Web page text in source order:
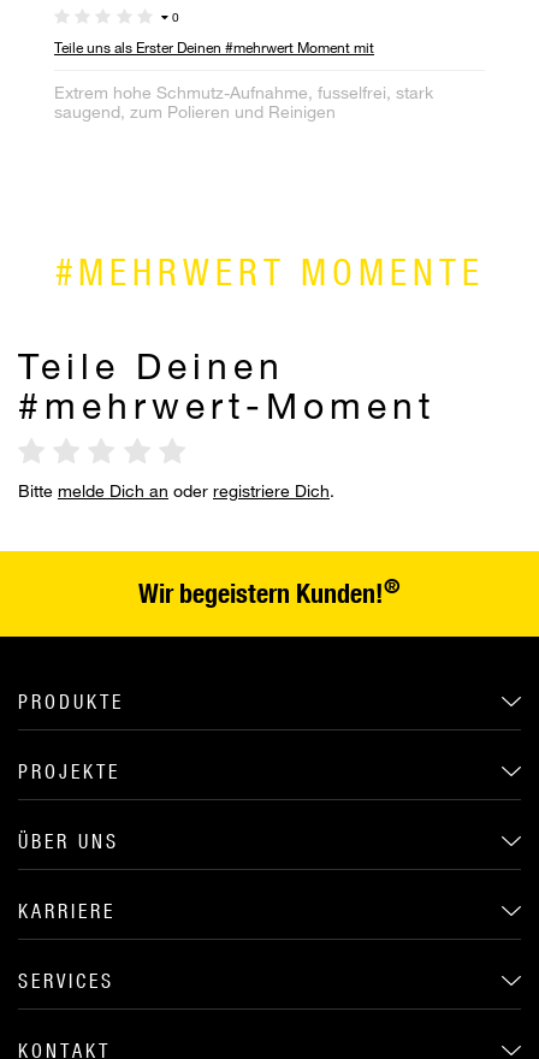
0
Teile uns als Erster Deinen #mehrwert Moment mit
Extrem hohe Schmutz-Aufnahme, fusselfrei, stark
saugend, zum Polieren und Reinigen
#MEHRWERT MOMENTE
Teile Deinen
#mehrwert-Moment
Bitte melde Dich an oder registriere Dich.
Wir begeistern Kunden!®
PRODUKTE
PROJEKTE
ÜBER UNS
KARRIERE
SERVICES
KONTAKT